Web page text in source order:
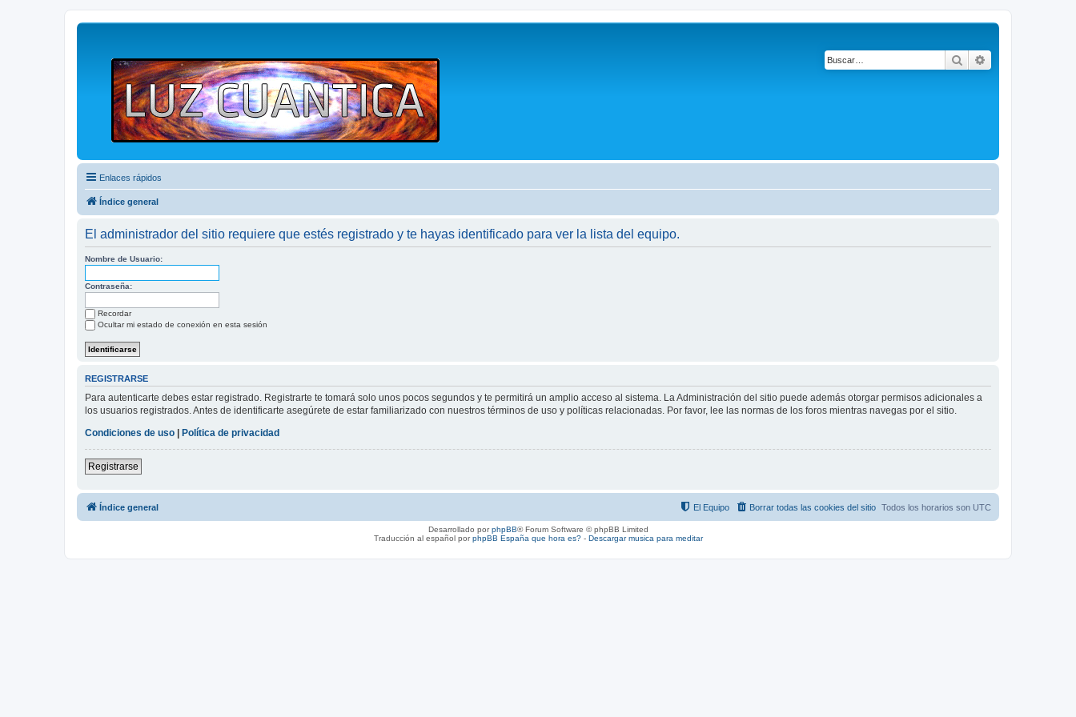
Buscar
Enlaces rápidos
Índice general
El administrador del sitio requiere que estés registrado y te hayas identificado para ver la lista del equipo.
Nombre de Usuario:
Contraseña:
Recordar
Ocultar mi estado de conexión en esta sesión
REGISTRARSE
Para autenticarte debes estar registrado. Registrarte te tomará solo unos pocos segundos y te permitirá un amplio acceso al sistema. La Administración del sitio puede además otorgar permisos adicionales a
los usuarios registrados. Antes de identificarte asegúrete de estar familiarizado con nuestros términos de uso y políticas relacionadas. Por favor, lee las normas de los foros mientras navegas por el sitio.
Condiciones de uso | Política de privacidad
Registrarse
Índice general Todos los horarios son UTC
Borrar todas las cookies del sitio
El Equipo
Desarrollado porphpBB® Forum Software © phpBB Limited
Traducción al español porphpBB España que hora es?- Descargar musica para meditar